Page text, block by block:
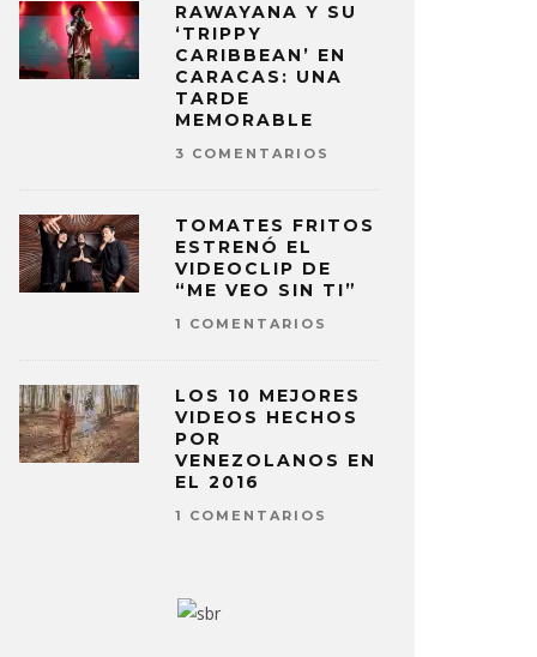
RAWAYANA Y SU
‘TRIPPY
CARIBBEAN’ EN
CARACAS: UNA
TARDE
MEMORABLE
3 COMENTARIOS
TOMATES FRITOS
ESTRENÓ EL
VIDEOCLIP DE
“ME VEO SIN TI”
1 COMENTARIOS
LOS 10 MEJORES
VIDEOS HECHOS
POR
VENEZOLANOS EN
EL 2016
1 COMENTARIOS